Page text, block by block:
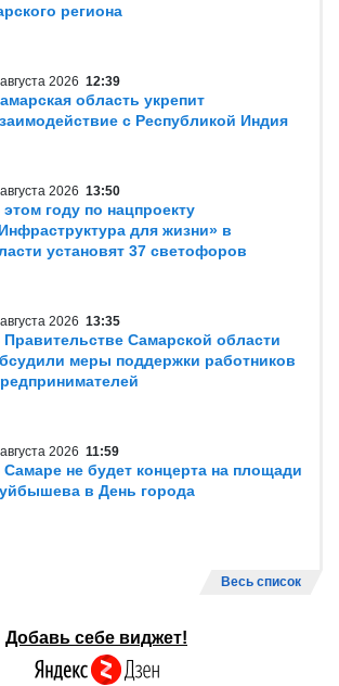
региона
2026 12:39
область укрепит
с Республикой Индия
2026 13:50
этом году по нацпроекту
для жизни» в
установят 37 светофоров
2026 13:35
Правительстве Самарской области
меры поддержки работников
2026 11:59
Самаре не будет концерта на площади
в День города
Весь список
Добавь себе виджет!